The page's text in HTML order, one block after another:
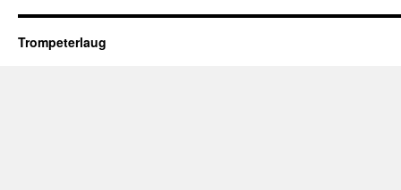
Trompeterlaug